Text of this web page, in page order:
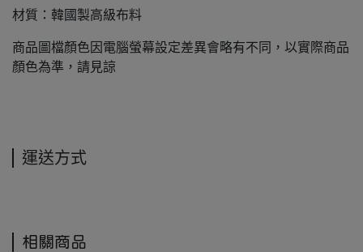
材質：韓國製高級布料
商品圖檔顏色因電腦螢幕設定差異會略有不同，以實際商品
顏色為準，請見諒
運送方式
相關商品